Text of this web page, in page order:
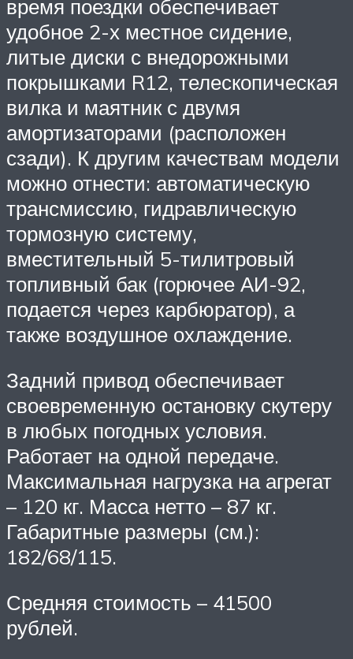
время поездки обеспечивает
удобное 2-х местное сидение,
литые диски с внедорожными
покрышками R12, телескопическая
вилка и маятник с двумя
амортизаторами (расположен
сзади). К другим качествам модели
можно отнести: автоматическую
трансмиссию, гидравлическую
тормозную систему,
вместительный 5-тилитровый
топливный бак (горючее АИ-92,
подается через карбюратор), а
также воздушное охлаждение.
Задний привод обеспечивает
своевременную остановку скутеру
в любых погодных условия.
Работает на одной передаче.
Максимальная нагрузка на агрегат
– 120 кг. Масса нетто – 87 кг.
Габаритные размеры (см.):
182/68/115.
Средняя стоимость – 41500
рублей.